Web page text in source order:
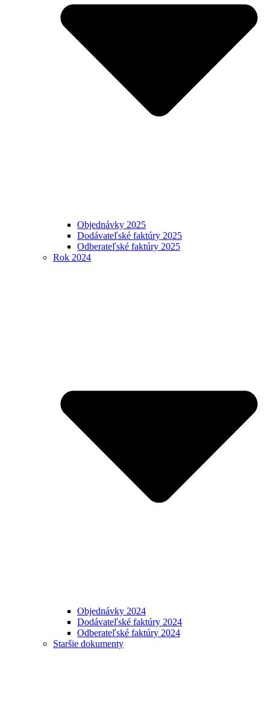
Objednávky 2025
Dodávateľské faktúry 2025
Odberateľské faktúry 2025
Rok 2024
Objednávky 2024
Dodávateľské faktúry 2024
Odberateľské faktúry 2024
Staršie dokumenty